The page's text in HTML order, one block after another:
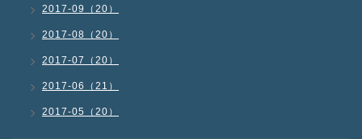
2017-09（20）
2017-08（20）
2017-07（20）
2017-06（21）
2017-05（20）